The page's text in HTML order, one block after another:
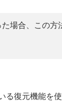
場合、この
復元機能を